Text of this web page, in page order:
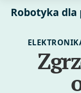
Robotyka